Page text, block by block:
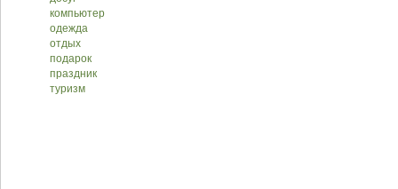
компьютер
одежда
отдых
подарок
праздник
туризм